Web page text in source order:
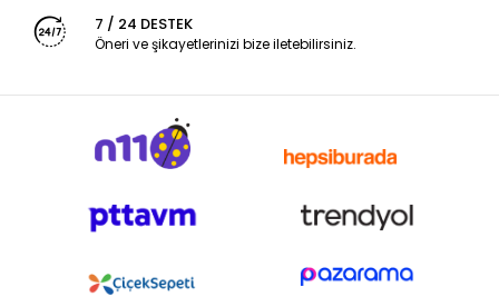
7 / 24 DESTEK
Öneri ve şikayetlerinizi bize iletebilirsiniz.